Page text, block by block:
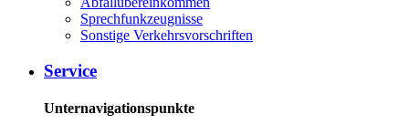
Sprechfunkzeugnisse
Sonstige Verkehrsvorschriften
Service
Unternavigationspunkte